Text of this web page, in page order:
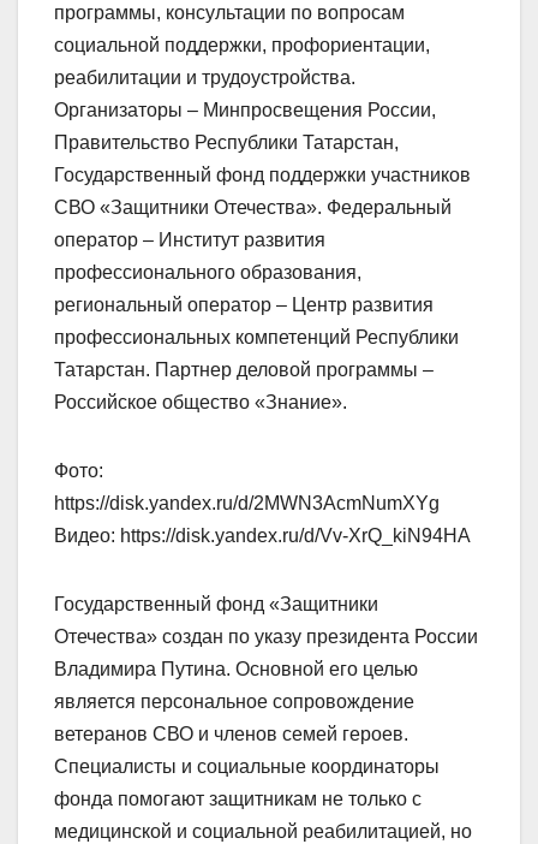
программы, консультации по вопросам
социальной поддержки, профориентации,
реабилитации и трудоустройства.
Организаторы – Минпросвещения России,
Правительство Республики Татарстан,
Государственный фонд поддержки участников
СВО «Защитники Отечества». Федеральный
оператор – Институт развития
профессионального образования,
региональный оператор – Центр развития
профессиональных компетенций Республики
Татарстан. Партнер деловой программы –
Российское общество «Знание».
Фото:
https://disk.yandex.ru/d/2MWN3AcmNumXYg
Видео: https://disk.yandex.ru/d/Vv-XrQ_kiN94HA
Государственный фонд «Защитники
Отечества» создан по указу президента России
Владимира Путина. Основной его целью
является персональное сопровождение
ветеранов СВО и членов семей героев.
Специалисты и социальные координаторы
фонда помогают защитникам не только с
медицинской и социальной реабилитацией, но